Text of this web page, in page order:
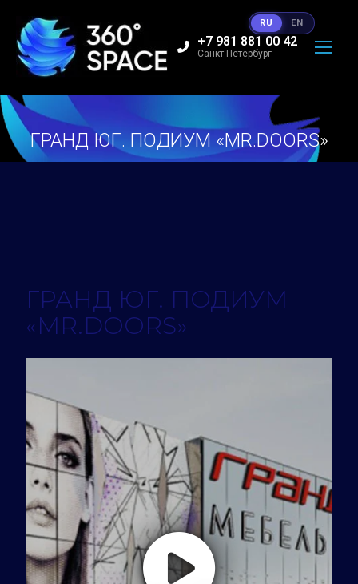
+7 981 881 00 42
Санкт-Петербург
ГРАНД ЮГ. ПОДИУМ «MR.DOORS»
Вы здесь:
ГРАНД ЮГ. ПОДИУМ
«MR.DOORS»
RU EN